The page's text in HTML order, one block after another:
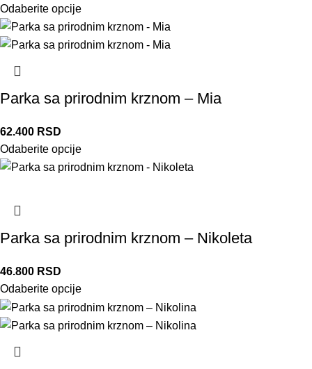
Odaberite opcije
Parka sa prirodnim krznom – Mia
62.400 RSD
Odaberite opcije
Parka sa prirodnim krznom – Nikoleta
46.800 RSD
Odaberite opcije